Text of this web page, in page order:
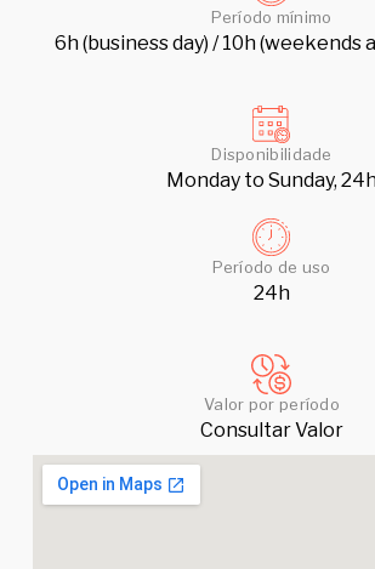
Período mínimo
6h (business day) / 10h (weekends
Disponibilidade
Monday to Sunday,
Período de uso
24h
Valor por período
Consultar Valor